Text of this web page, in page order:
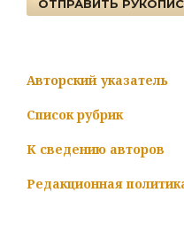
ОТПРАВИТЬ
Авторский указатель
Список рубрик
К сведению авторов
Редакционная